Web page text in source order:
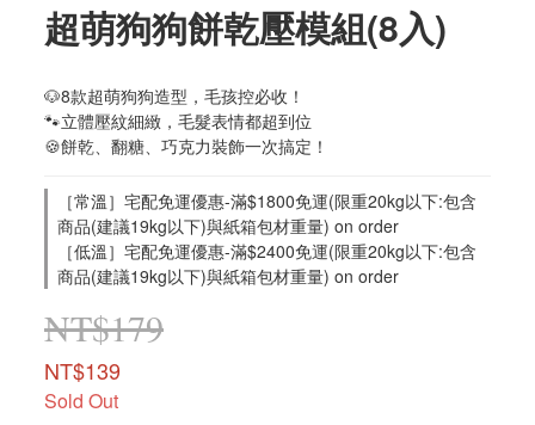
超萌狗狗餅乾壓模組(8入)
🐶8款超萌狗狗造型，毛孩控必收！
🐾立體壓紋細緻，毛髮表情都超到位
🍪餅乾、翻糖、巧克力裝飾一次搞定！
［常溫］宅配免運優惠-滿$1800免運(限重20kg以下:包含
商品(建議19kg以下)與紙箱包材重量) on order
［低溫］宅配免運優惠-滿$2400免運(限重20kg以下:包含
商品(建議19kg以下)與紙箱包材重量) on order
NT$179
NT$139
Sold Out